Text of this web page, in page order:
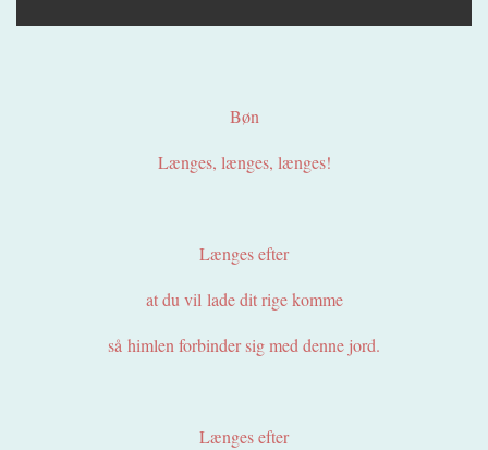
Bøn
Længes, længes, længes!
Længes efter
at du vil lade dit rige komme
så himlen forbinder sig med denne jord.
Længes efter